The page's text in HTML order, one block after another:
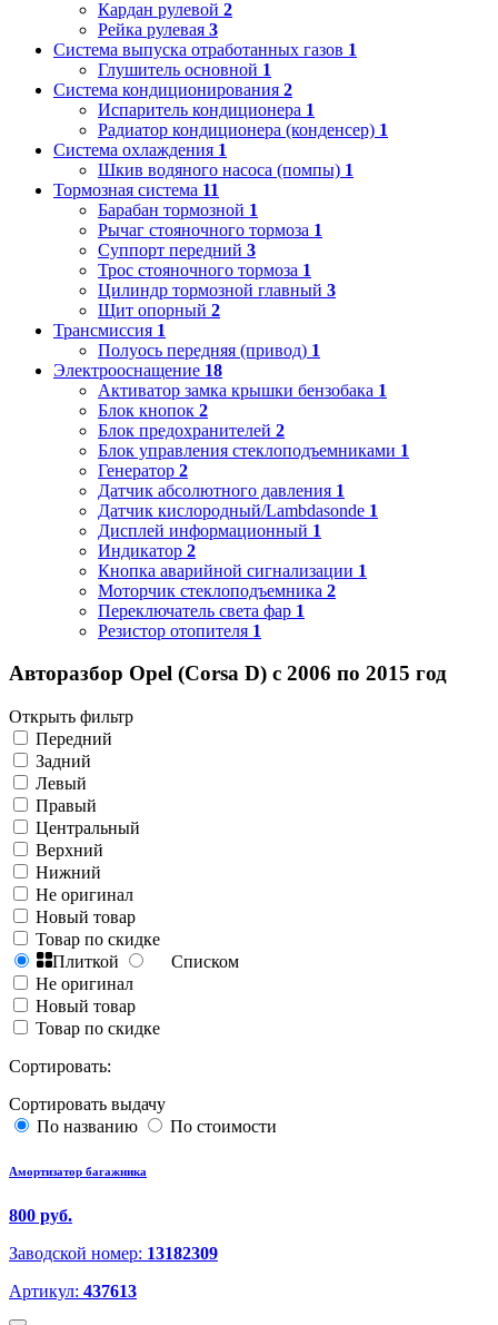
Кардан рулевой 2
Рейка рулевая 3
Система выпуска отработанных газов 1
Глушитель основной 1
Система кондиционирования 2
Испаритель кондиционера 1
Радиатор кондиционера (конденсер) 1
Система охлаждения 1
Шкив водяного насоса (помпы) 1
Тормозная система 11
Барабан тормозной 1
Рычаг стояночного тормоза 1
Суппорт передний 3
Трос стояночного тормоза 1
Цилиндр тормозной главный 3
Щит опорный 2
Трансмиссия 1
Полуось передняя (привод) 1
Электрооснащение 18
Активатор замка крышки бензобака 1
Блок кнопок 2
Блок предохранителей 2
Блок управления стеклоподъемниками 1
Генератор 2
Датчик абсолютного давления 1
Датчик кислородный/Lambdasonde 1
Дисплей информационный 1
Индикатор 2
Кнопка аварийной сигнализации 1
Моторчик стеклоподъемника 2
Переключатель света фар 1
Резистор отопителя 1
Авторазбор Opel (Corsa D) с 2006 по 2015 год
Открыть фильтр
Передний
Задний
Левый
Правый
Центральный
Верхний
Нижний
Не оригинал
Новый товар
Товар по скидке
Плиткой
Списком
Не оригинал
Новый товар
Товар по скидке
Сортировать:
Сортировать выдачу
По названию
По стоимости
Амортизатор багажника
800 руб.
Заводской номер: 13182309
Артикул: 437613